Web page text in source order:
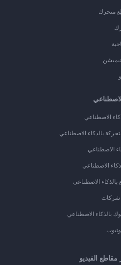
متحرك
الاصطناعي
بالذكاء الاصطناعي
الاصطناعي
الاصطناعي
بالذكاء الاصطناعي
شركات
بالذكاء الاصطناعي
الفيديو